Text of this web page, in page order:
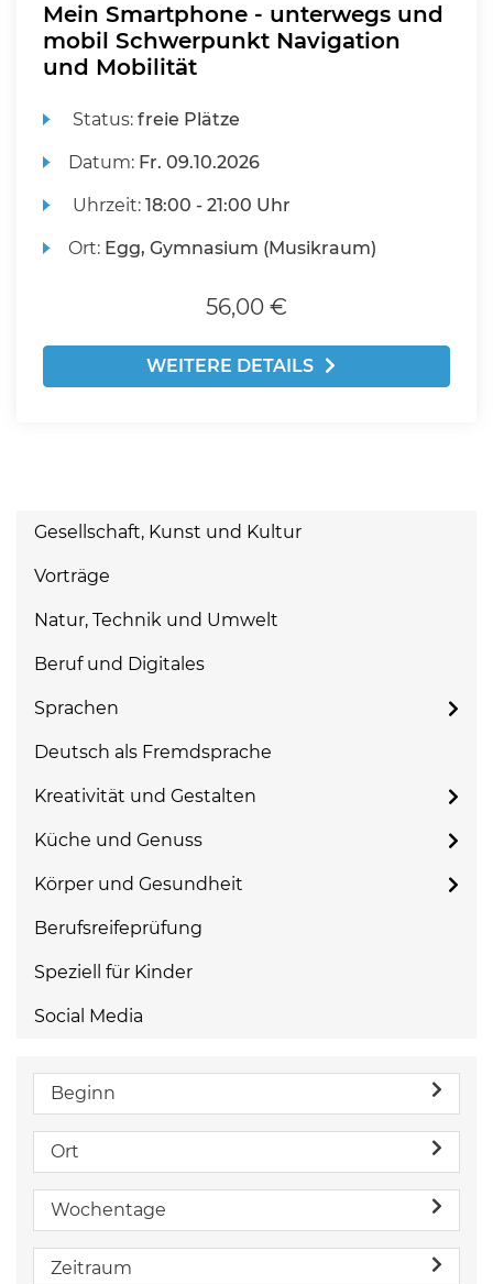
Mein Smartphone - unterwegs und
mobil Schwerpunkt Navigation
und Mobilität
Status:freie Plätze
Datum: Fr. 09.10.2026
Uhrzeit:18:00 - 21:00 Uhr
Ort: Egg, Gymnasium (Musikraum)
56,00 €
WEITERE DETAILS
Gesellschaft, Kunst und Kultur
Vorträge
Natur, Technik und Umwelt
Beruf und Digitales
Sprachen
Deutsch als Fremdsprache
Kreativität und Gestalten
Küche und Genuss
Körper und Gesundheit
Berufsreifeprüfung
Speziell für Kinder
Social Media
Beginn
Ort
Wochentage
Zeitraum